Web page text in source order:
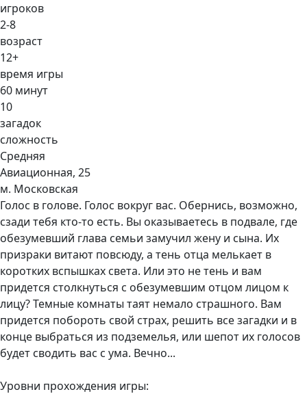
игроков
2-8
возраст
12+
время игры
60 минут
10
загадок
сложность
Cредняя
Авиационная, 25
м. Московская
Голос в голове. Голос вокруг вас. Обернись, возможно,
сзади тебя кто-то есть. Вы оказываетесь в подвале, где
обезумевший глава семьи замучил жену и сына. Их
призраки витают повсюду, а тень отца мелькает в
коротких вспышках света. Или это не тень и вам
придется столкнуться с обезумевшим отцом лицом к
лицу? Темные комнаты таят немало страшного. Вам
придется побороть свой страх, решить все загадки и в
конце выбраться из подземелья, или шепот их голосов
будет сводить вас с ума. Вечно...
Уровни прохождения игры: